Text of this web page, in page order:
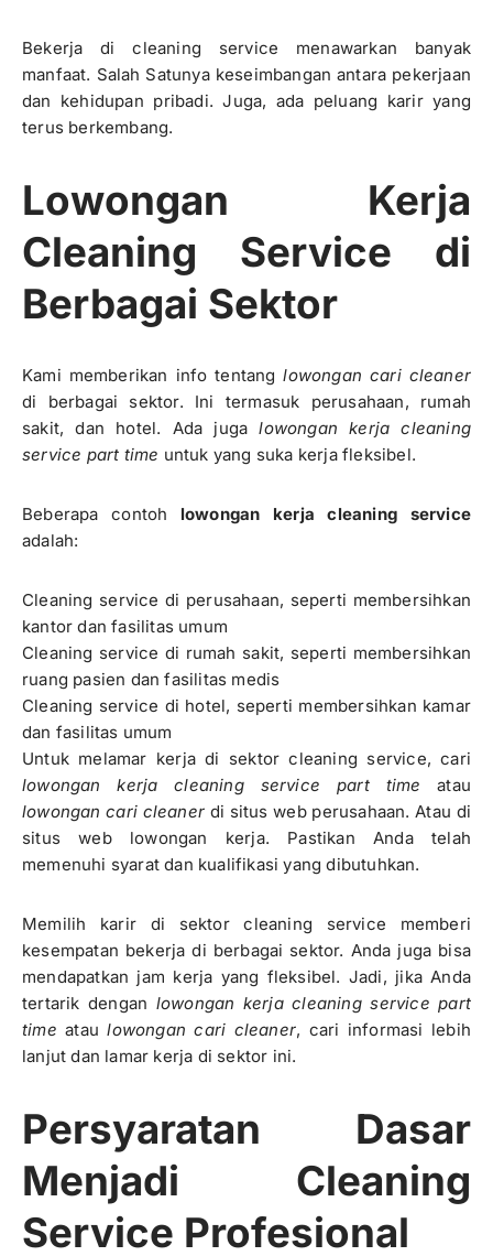
Bekerja di cleaning service menawarkan banyak
manfaat. Salah Satunya keseimbangan antara pekerjaan
dan kehidupan pribadi. Juga, ada peluang karir yang
terus berkembang.
Lowongan Kerja
Cleaning Service di
Berbagai Sektor
Kami memberikan info tentanglowongan cari cleaner
di berbagai sektor. Ini termasuk perusahaan, rumah
sakit, dan hotel. Ada jugalowongan kerja cleaning
service part time untuk yang suka kerja fleksibel.
Beberapa contoh lowongan kerja cleaning service
adalah:
Cleaning service di perusahaan, seperti membersihkan
kantor dan fasilitas umum
Cleaning service di rumah sakit, seperti membersihkan
ruang pasien dan fasilitas medis
Cleaning service di hotel, seperti membersihkan kamar
dan fasilitas umum
Untuk melamar kerja di sektor cleaning service, cari
lowongan kerja cleaning service part time atau
lowongan cari cleaner di situs web perusahaan. Atau di
situs web lowongan kerja. Pastikan Anda telah
memenuhi syarat dan kualifikasi yang dibutuhkan.
Memilih karir di sektor cleaning service memberi
kesempatan bekerja di berbagai sektor. Anda juga bisa
mendapatkan jam kerja yang fleksibel. Jadi, jika Anda
tertarik dengan lowongan kerja cleaning service part
time ataulowongan cari cleaner, cari informasi lebih
lanjut dan lamar kerja di sektor ini.
Persyaratan Dasar
Menjadi Cleaning
Service Profesional